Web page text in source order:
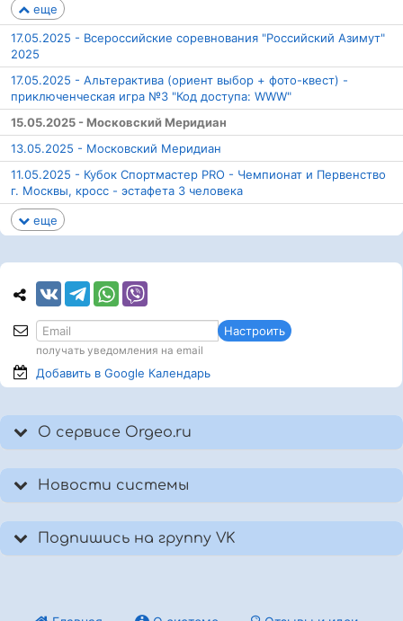
еще
17.05.2025 - Всероссийские соревнования "Российский Азимут"
2025
17.05.2025 - Альтерактива (ориент выбор + фото-квест) -
приключенческая игра №3 "Код доступа: WWW"
15.05.2025 - Московский Меридиан
13.05.2025 - Московский Меридиан
11.05.2025 - Кубок Спортмастер PRO - Чемпионат и Первенство
г. Москвы, кросс - эстафета 3 человека
еще
Настроить
получать уведомления на email
Добавить в Google Календарь
О сервисе Orgeo.ru
Новости системы
Подпишись на группу VK